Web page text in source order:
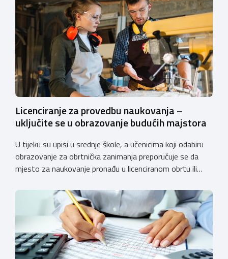
Licenciranje za provedbu naukovanja –
uključite se u obrazovanje budućih majstora
U tijeku su upisi u srednje škole, a učenicima koji odabiru
obrazovanje za obrtnička zanimanja preporučuje se da
mjesto za naukovanje pronađu u licenciranom obrtu ili
koji još nemaju licenciju da pokrenu postupak
licenciranja kako bi budućim učenicima omogućili
kvalitetno i sigurno stjecanje praktičnih znanja, a
istodobno ulagali u razvoj […]